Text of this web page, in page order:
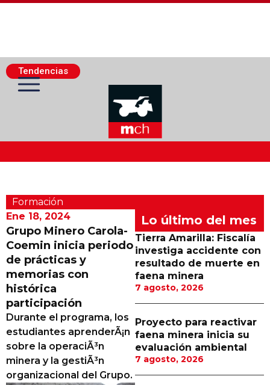
Tendencias
Actualidad Minera
Minería Superficie
Minerí­a Subterránea
Proveedores
Canal Digital
Columnas de Opinión
Designaciones
Calendario de Eventos
Formación
Ene 18, 2024
Grupo Minero Carola-
Coemin inicia periodo
de prácticas y
memorias con
histórica
participación
Durante el programa, los
estudiantes aprenderÃ¡n
sobre la operaciÃ³n
minera y la gestiÃ³n
organizacional del Grupo.
Lo último del mes
Tierra Amarilla: Fiscalía
investiga accidente con
resultado de muerte en
faena minera
7 agosto, 2026
Proyecto para reactivar
faena minera inicia su
evaluación ambiental
7 agosto, 2026